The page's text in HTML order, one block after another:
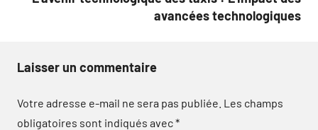
avancées technologiques
Laisser un commentaire
Votre adresse e-mail ne sera pas publiée. Les champs
obligatoires sont indiqués avec*